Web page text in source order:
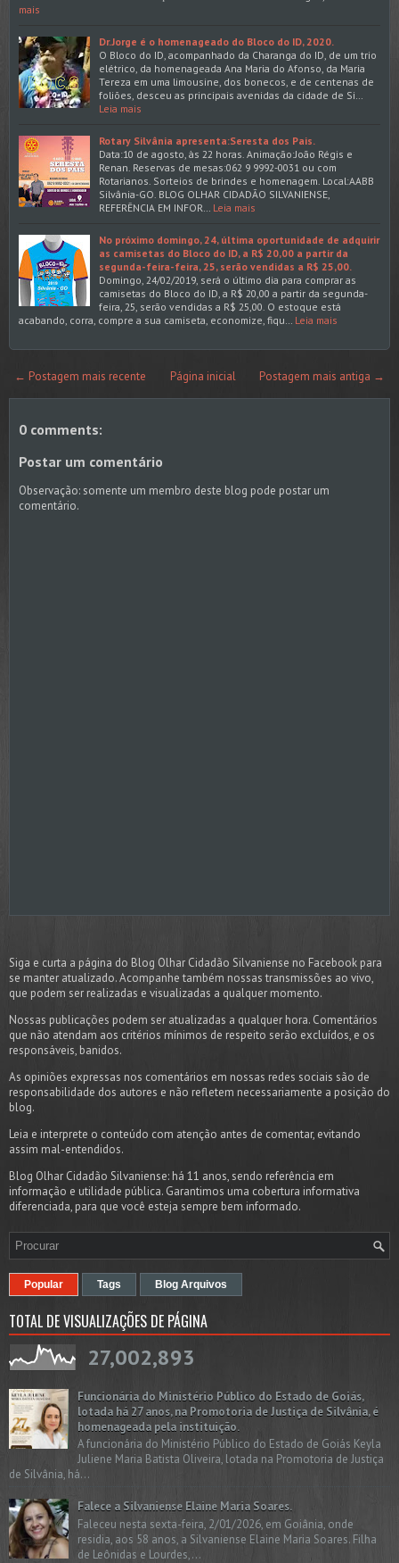
mais
Dr.Jorge é o homenageado do Bloco do ID, 2020.
O Bloco do ID, acompanhado da Charanga do ID, de um trio
elétrico, da homenageada Ana Maria do Afonso, da Maria
Tereza em uma limousine, dos bonecos, e de centenas de
foliões, desceu as principais avenidas da cidade de Si…
Leia mais
Rotary Silvânia apresenta:Seresta dos Pais.
Data:10 de agosto, às 22 horas. Animação:João Régis e
Renan. Reservas de mesas:062 9 9992-0031 ou com
Rotarianos. Sorteios de brindes e homenagem. Local:AABB
Silvânia-GO. BLOG OLHAR CIDADÃO SILVANIENSE,
REFERÊNCIA EM INFOR…
Leia mais
No próximo domingo, 24, última oportunidade de adquirir
as camisetas do Bloco do ID, a R$ 20,00 a partir da
segunda-feira-feira, 25, serão vendidas a R$ 25,00.
Domingo, 24/02/2019, será o último dia para comprar as
camisetas do Bloco do ID, a R$ 20,00 a partir da segunda-
feira, 25, serão vendidas a R$ 25,00. O estoque está
acabando, corra, compre a sua camiseta, economize, fiqu…
Leia mais
← Postagem mais recente Postagem mais antiga →
Página inicial
0 comments:
Postar um comentário
Observação: somente um membro deste blog pode postar um
comentário.
Siga e curta a página do Blog Olhar Cidadão Silvaniense no Facebook para
se manter atualizado. Acompanhe também nossas transmissões ao vivo,
que podem ser realizadas e visualizadas a qualquer momento.
Nossas publicações podem ser atualizadas a qualquer hora. Comentários
que não atendam aos critérios mínimos de respeito serão excluídos, e os
responsáveis, banidos.
As opiniões expressas nos comentários em nossas redes sociais são de
responsabilidade dos autores e não refletem necessariamente a posição do
blog.
Leia e interprete o conteúdo com atenção antes de comentar, evitando
assim mal-entendidos.
Blog Olhar Cidadão Silvaniense: há 11 anos, sendo referência em
informação e utilidade pública. Garantimos uma cobertura informativa
diferenciada, para que você esteja sempre bem informado.
Popular Tags Blog Arquivos
TOTAL DE VISUALIZAÇÕES DE PÁGINA
27,002,893
Funcionária do Ministério Público do Estado de Goiás,
lotada há 27 anos, na Promotoria de Justiça de Silvânia, é
homenageada pela instituição.
A funcionária do Ministério Público do Estado de Goiás Keyla
Juliene Maria Batista Oliveira, lotada na Promotoria de Justiça
de Silvânia, há...
Falece a Silvaniense Elaine Maria Soares.
Faleceu nesta sexta-feira, 2/01/2026, em Goiânia, onde
residia, aos 58 anos, a Silvaniense Elaine Maria Soares. Filha
de Leônidas e Lourdes,...